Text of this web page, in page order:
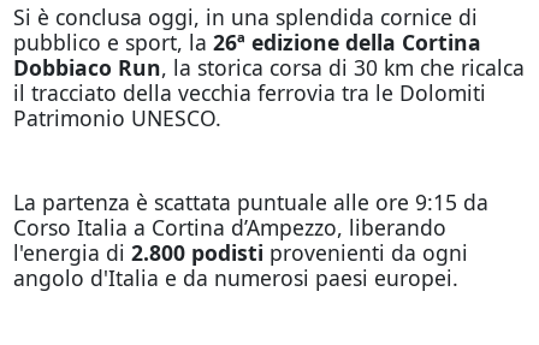
Si è conclusa oggi, in una splendida cornice di
pubblico e sport, la 26ª edizione della Cortina
Dobbiaco Run, la storica corsa di 30 km che ricalca
il tracciato della vecchia ferrovia tra le Dolomiti
Patrimonio UNESCO.
La partenza è scattata puntuale alle ore 9:15 da
Corso Italia a Cortina d’Ampezzo, liberando
l'energia di 2.800 podisti provenienti da ogni
angolo d'Italia e da numerosi paesi europei.